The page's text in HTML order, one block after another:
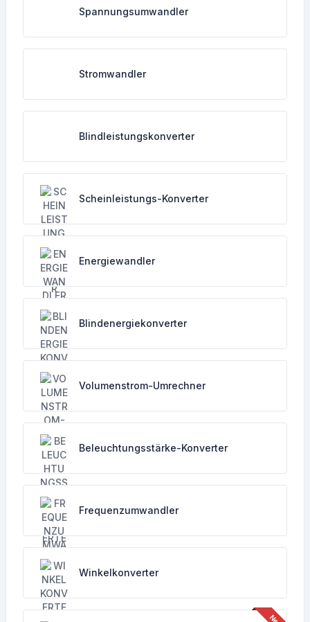
Spannungsumwandler
Stromwandler
Blindleistungskonverter
Scheinleistungs-Konverter
Energiewandler
Blindenergiekonverter
Volumenstrom-Umrechner
Beleuchtungsstärke-Konverter
Frequenzumwandler
Winkelkonverter